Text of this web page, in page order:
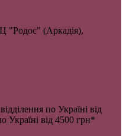
"Родос" (Аркадія),
по Україні від
Україні від 4500 грн*